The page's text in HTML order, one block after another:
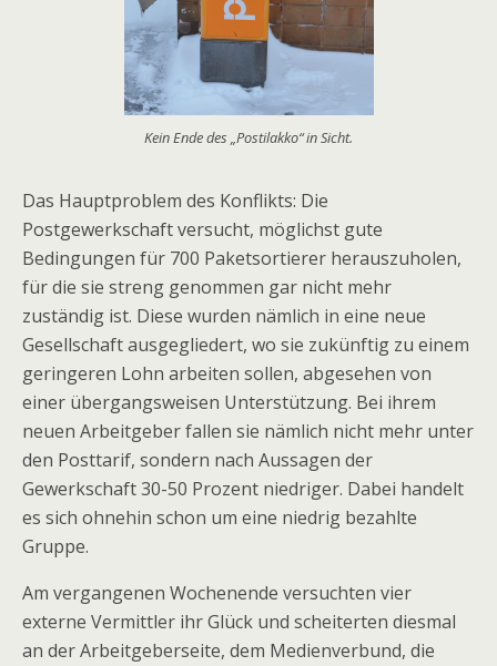
Kein Ende des „Postilakko“ in Sicht.
Das Hauptproblem des Konflikts: Die
Postgewerkschaft versucht, möglichst gute
Bedingungen für 700 Paketsortierer herauszuholen,
für die sie streng genommen gar nicht mehr
zuständig ist. Diese wurden nämlich in eine neue
Gesellschaft ausgegliedert, wo sie zukünftig zu einem
geringeren Lohn arbeiten sollen, abgesehen von
einer übergangsweisen Unterstützung. Bei ihrem
neuen Arbeitgeber fallen sie nämlich nicht mehr unter
den Posttarif, sondern nach Aussagen der
Gewerkschaft 30-50 Prozent niedriger. Dabei handelt
es sich ohnehin schon um eine niedrig bezahlte
Gruppe.
Am vergangenen Wochenende versuchten vier
externe Vermittler ihr Glück und scheiterten diesmal
an der Arbeitgeberseite, dem Medienverbund, die